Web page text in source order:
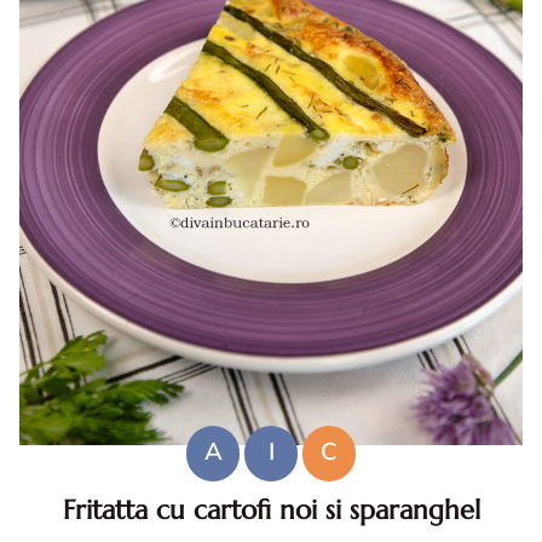
A I
C
Fritatta cu cartofi noi si sparanghel